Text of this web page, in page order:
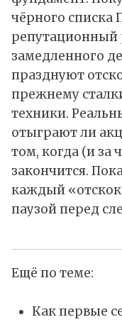
чёрного списка
репутационный
замедленного
празднуют
прежнему
техники.
отыграют ли
том, когда (и за
закончится.
каждый
паузой перед
Ещё по теме:
Как первые